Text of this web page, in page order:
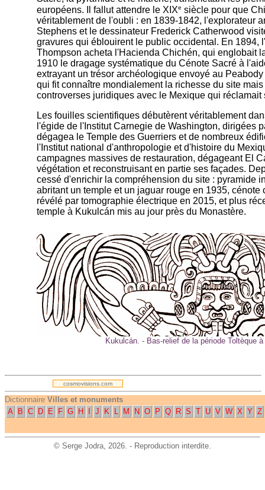
européens. Il fallut attendre le XIXe siècle pour que
véritablement de l'oubli : en 1839-1842, l'explorateur
Stephens et le dessinateur Frederick Catherwood
gravures qui éblouirent le public occidental. En 1894,
Thompson acheta l'Hacienda Chichén, qui englobait
1910 le dragage systématique du Cénote Sacré à
extrayant un trésor archéologique envoyé au
qui fit connaître mondialement la richesse du site
controverses juridiques avec le Mexique qui
Les fouilles scientifiques débutèrent véritablement
l'égide de l'Institut Carnegie de Washington, dirigées
dégagea le Temple des Guerriers et de nombreux
l'Institut national d'anthropologie et d'histoire du
campagnes massives de restauration, dégageant El
végétation et reconstruisant en partie ses façades.
cessé d'enrichir la compréhension du site : pyramide
abritant un temple et un jaguar rouge en 1935, cénote
révélé par tomographie électrique en 2015, et plus
temple à Kukulcán mis au jour près du Monastère.
Kukulcán. - Bas-relief de la période Toltèque
.
cosmovisions.com
Dictionnaire Villes et monuments
A
B C D E F G H J K L M N O P Q R S T U V W X Y Z
© Serge Jodra, 2026. - Reproduction interdite.